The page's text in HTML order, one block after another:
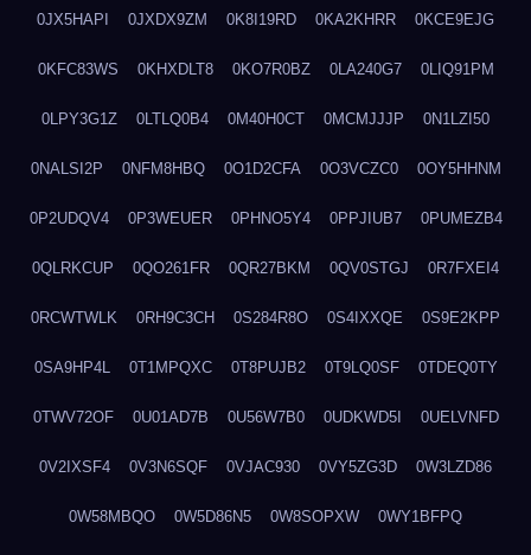
0JX5HAPI 0JXDX9ZM 0K8I19RD 0KA2KHRR 0KCE9EJG
0KFC83WS 0KHXDLT8 0KO7R0BZ 0LA240G7 0LIQ91PM
0LPY3G1Z 0LTLQ0B4 0M40H0CT 0MCMJJJP 0N1LZI50
0NALSI2P 0NFM8HBQ 0O1D2CFA 0O3VCZC0 0OY5HHNM
0P2UDQV4 0P3WEUER 0PHNO5Y4 0PPJIUB7 0PUMEZB4
0QLRKCUP 0QO261FR 0QR27BKM 0QV0STGJ 0R7FXEI4
0RCWTWLK 0RH9C3CH 0S284R8O 0S4IXXQE 0S9E2KPP
0SA9HP4L 0T1MPQXC 0T8PUJB2 0T9LQ0SF 0TDEQ0TY
0TWV72OF 0U01AD7B 0U56W7B0 0UDKWD5I 0UELVNFD
0V2IXSF4 0V3N6SQF 0VJAC930 0VY5ZG3D 0W3LZD86
0W58MBQO 0W5D86N5 0W8SOPXW 0WY1BFPQ